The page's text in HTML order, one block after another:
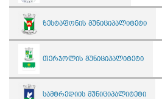
ზესტაფონის მუნიციპალიტეტი
თერჯოლის მუნიციპალიტეტი
სამტრედიის მუნიციპალიტეტი